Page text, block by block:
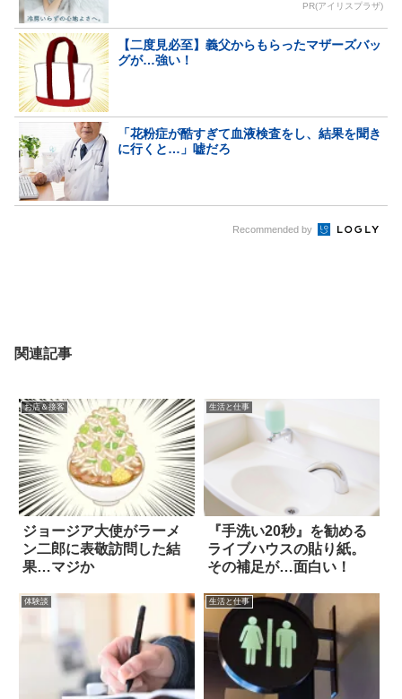
PR(アイリスプラザ)
【二度見必至】義父からもらったマザーズバッ
グが…強い！
「花粉症が酷すぎて血液検査をし、結果を聞き
に行くと…」嘘だろ
Recommended by
関連記事
お店＆接客
ジョージア大使がラーメ
ン二郎に表敬訪問した結
果…マジか
生活と仕事
『手洗い20秒』を勧める
ライブハウスの貼り紙。
その補足が…面白い！
体験談 生活と仕事